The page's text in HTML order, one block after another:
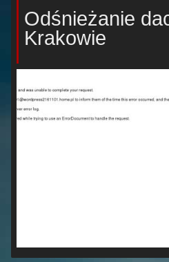
Odśnieżanie
Krakowie